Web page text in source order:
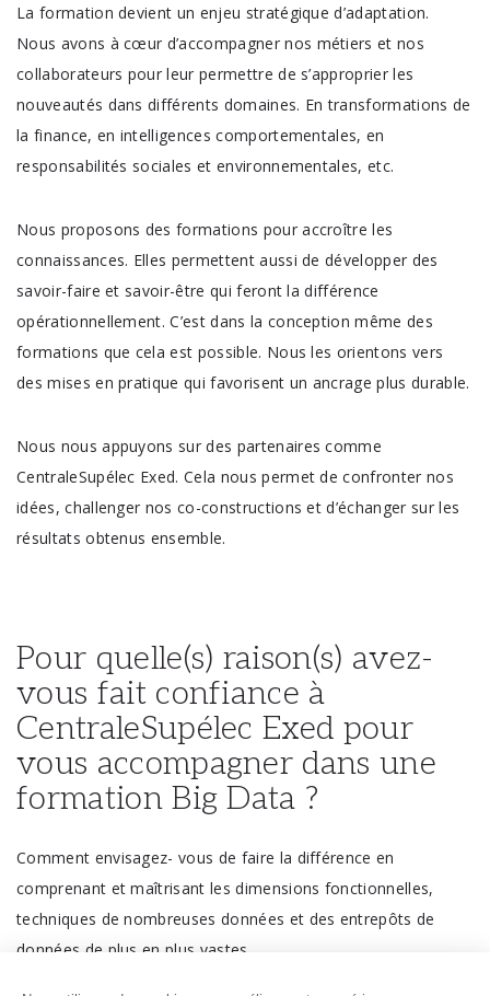
La formation devient un enjeu stratégique d’adaptation.
Nous avons à cœur d’accompagner nos métiers et nos
collaborateurs pour leur permettre de s’approprier les
nouveautés dans différents domaines. En transformations de
la finance, en intelligences comportementales, en
responsabilités sociales et environnementales, etc.
Nous proposons des formations pour accroître les
connaissances. Elles permettent aussi de développer des
savoir-faire et savoir-être qui feront la différence
opérationnellement. C’est dans la conception même des
formations que cela est possible. Nous les orientons vers
des mises en pratique qui favorisent un ancrage plus durable.
Nous nous appuyons sur des partenaires comme
CentraleSupélec Exed. Cela nous permet de confronter nos
idées, challenger nos co-constructions et d’échanger sur les
résultats obtenus ensemble.
Pour quelle(s) raison(s) avez-
vous fait confiance à
CentraleSupélec Exed pour
vous accompagner dans une
formation Big Data ?
Comment envisagez- vous de faire la différence en
comprenant et maîtrisant les dimensions fonctionnelles,
techniques de nombreuses données et des entrepôts de
données de plus en plus vastes…